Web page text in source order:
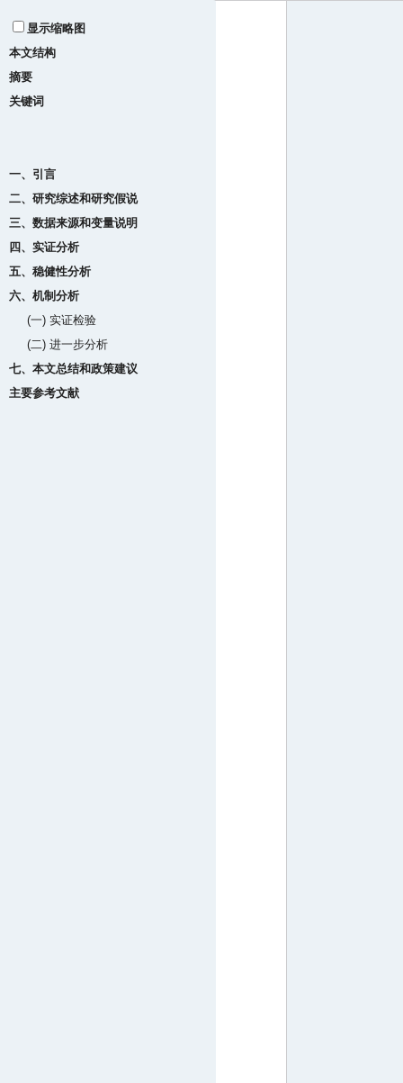
显示缩略图
本文结构
摘要
关键词
一、引言
二、研究综述和研究假说
三、数据来源和变量说明
四、实证分析
五、稳健性分析
六、机制分析
(一) 实证检验
(二) 进一步分析
七、本文总结和政策建议
主要参考文献